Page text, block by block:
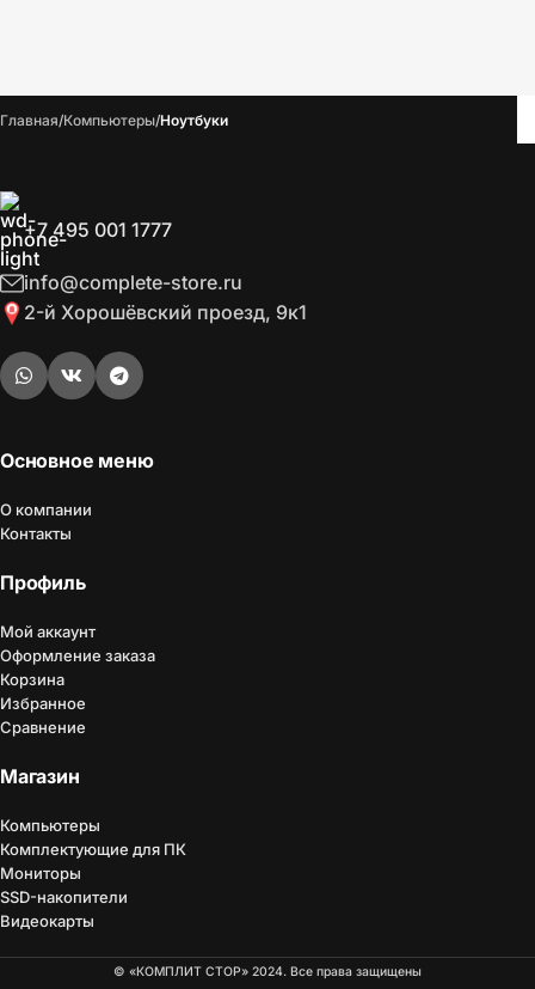
Главная Компьютеры Ноутбуки
+7 495 001 1777
info@complete-store.ru
2-й Хорошёвский проезд, 9к1
Основное меню
О компании
Контакты
Профиль
Мой аккаунт
Оформление заказа
Корзина
Избранное
Сравнение
Магазин
Компьютеры
Комплектующие для ПК
Мониторы
SSD-накопители
Видеокарты
© «КОМПЛИТ СТОР» 2024. Все права защищены